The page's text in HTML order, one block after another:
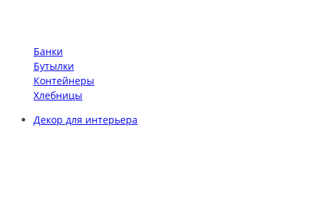
Банки
Бутылки
Контейнеры
Хлебницы
Декор для интерьера